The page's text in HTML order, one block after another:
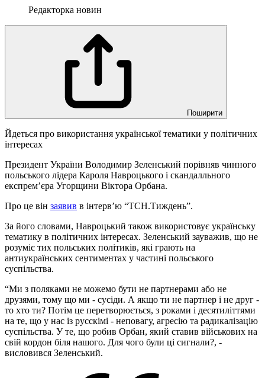
Редакторка новин
Поширити
Йдеться про використання української тематики у політичних
інтересах
Президент України Володимир Зеленський порівняв чинного
польського лідера Кароля Навроцького і скандалльного
експрем’єра Угорщини Віктора Орбана.
Про це він заявив в інтерв’ю “ТСН.Тиждень”.
За його словами, Навроцький також використовує українську
тематику в політичних інтересах. Зеленський зауважив, що не
розуміє тих польських політиків, які грають на
антиукраїнських сентиментах у частині польського
суспільства.
“Ми з поляками не можемо бути не партнерами або не
друзями, тому що ми - сусіди. А якщо ти не партнер і не друг -
то хто ти? Потім це перетворюється, з роками і десятиліттями
на те, що у нас із русскімі - неповагу, агресію та радикалізацію
суспільства. У те, що робив Орбан, який ставив військових на
свій кордон біля нашого. Для чого були ці сигнали?, -
висловився Зеленський.